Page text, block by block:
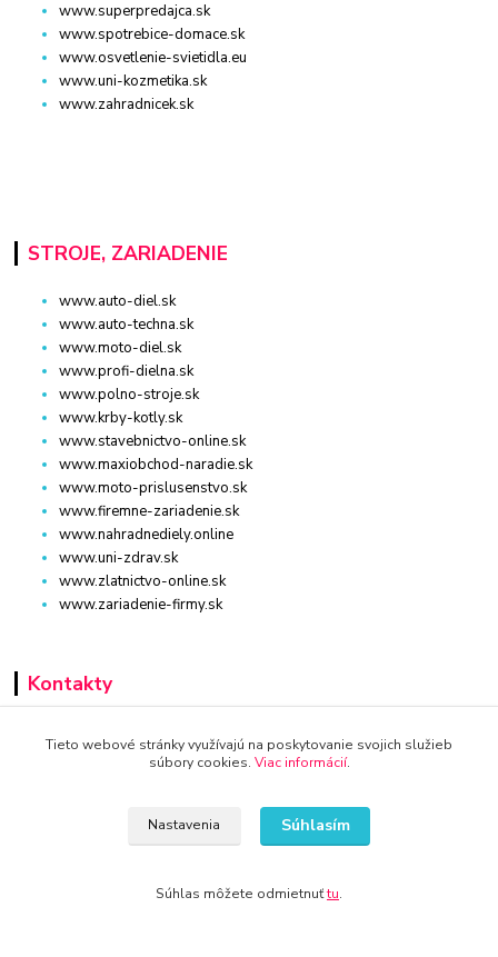
www.superpredajca.sk
www.spotrebice-domace.sk
www.osvetlenie-svietidla.eu
www.uni-kozmetika.sk
www.zahradnicek.sk
STROJE, ZARIADENIE
www.auto-diel.sk
www.auto-techna.sk
www.moto-diel.sk
www.profi-dielna.sk
www.polno-stroje.sk
www.krby-kotly.sk
www.stavebnictvo-online.sk
www.maxiobchod-naradie.sk
www.moto-prislusenstvo.sk
www.firemne-zariadenie.sk
www.nahradnediely.online
www.uni-zdrav.sk
www.zlatnictvo-online.sk
www.zariadenie-firmy.sk
Kontakty
+421 940 949 000
Tieto webové stránky využívajú na poskytovanie svojich služieb
súbory cookies. Viac informácií.
Nastavenia Súhlasím
Súhlas môžete odmietnuťtu.